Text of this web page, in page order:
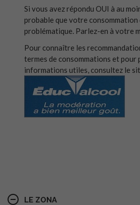
Si vous avez répondu OUI à au
probable que votre consommation
problématique. Parlez-en à votre
Pour connaître les
termes de consommations et pour
informations utiles, consultez le
LE ZONA